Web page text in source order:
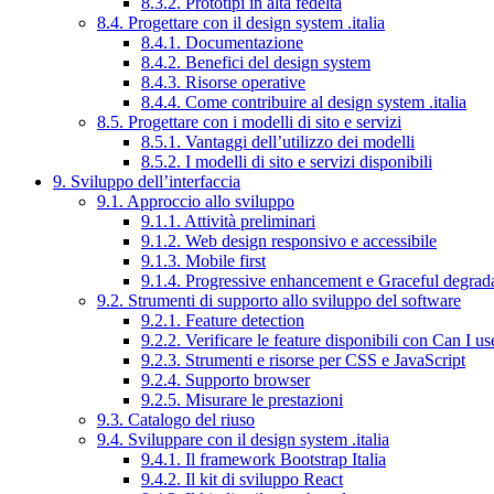
8.4. Progettare con il design system .italia
8.4.1. Documentazione
8.4.2. Benefici del design system
8.4.3. Risorse operative
8.4.4. Come contribuire al design system .italia
8.5. Progettare con i modelli di sito e servizi
8.5.1. Vantaggi dell’utilizzo dei modelli
8.5.2. I modelli di sito e servizi disponibili
9. Sviluppo dell’interfaccia
9.1. Approccio allo sviluppo
9.1.1. Attività preliminari
9.1.2. Web design responsivo e accessibile
9.1.3. Mobile first
9.1.4. Progressive enhancement e Graceful
9.2. Strumenti di supporto allo sviluppo del software
9.2.1. Feature detection
9.2.2. Verificare le feature disponibili con Can I
9.2.3. Strumenti e risorse per CSS e JavaScript
9.2.4. Supporto browser
9.2.5. Misurare le prestazioni
9.3. Catalogo del riuso
9.4. Sviluppare con il design system .italia
9.4.1. Il framework Bootstrap Italia
9.4.2. Il kit di sviluppo React